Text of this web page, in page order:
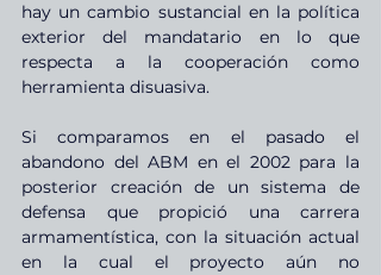
hay un cambio sustancial en la política
exterior del mandatario en lo que
respecta a la cooperación como
herramienta disuasiva.
Si comparamos en el pasado el
abandono del ABM en el 2002 para la
posterior creación de un sistema de
defensa que propició una carrera
armamentística, con la situación actual
en la cual el proyecto aún no